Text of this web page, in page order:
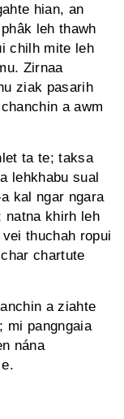
hian, an
leh thawh
chilh mite leh
Zirnaa
ziak pasarih
a awm
ta te; taksa
lehkhabu sual
kal ngar ngara
natna khirh leh
thuchah ropui
chartute
a ziahte
mi pangngaia
nána